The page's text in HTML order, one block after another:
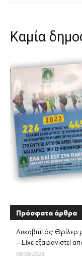
Καμία
Πρόσφατα άρθρα
Λυκαβηττός: Θρίλερ
– Είχε εξαφανιστεί
08/08/2026